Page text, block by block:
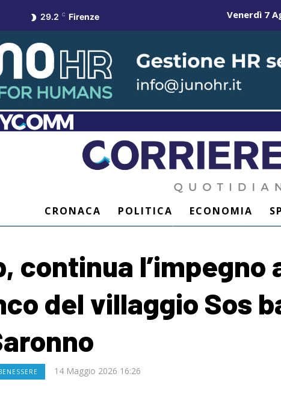
29.2 C Firenze Venerdì 7
CRONACA POLITICA ECONOMIA
continua l’impegno
del villaggio Sos
14 Maggio 2026 16:26